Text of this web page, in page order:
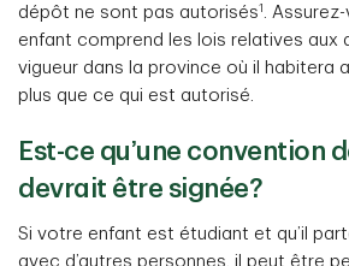
dépôt ne sont pas autorisés1
.
enfant comprend les lois relatives aux
vigueur dans la province où il habitera
plus que ce qui est autorisé.
Est-ce qu’une convention
devrait être signée?
Si votre enfant est étudiant et qu’il
avec d’autres personnes, il peut être